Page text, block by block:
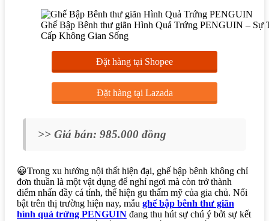
Ghế Bập Bênh thư giãn Hình Quả Trứng PENGUIN – Sự
Cấp Không Gian Sống
Đặt hàng tại Shopee
Đặt hàng tại Lazada
>> Giá bán: 985.000 đồng
😀Trong xu hướng nội thất hiện đại, ghế bập bênh không chỉ
đơn thuần là một vật dụng để nghỉ ngơi mà còn trở thành
điểm nhấn đầy cá tính, thể hiện gu thẩm mỹ của gia chủ. Nổi
bật trên thị trường hiện nay, mẫu ghế bập bênh thư giãn
hình quả trứng PENGUIN đang thu hút sự chú ý bởi sự kết